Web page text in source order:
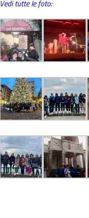
Vedi tutte le foto: